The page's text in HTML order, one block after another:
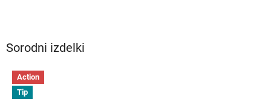
Sorodni izdelki
Action
Tip